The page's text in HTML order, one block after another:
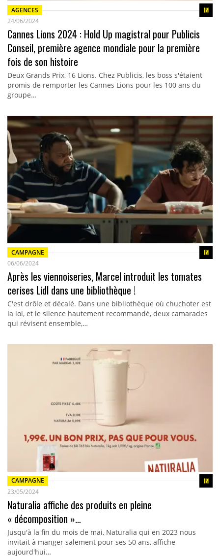
AGENCES
24/06/2024
Cannes Lions 2024 : Hold Up magistral pour Publicis
Conseil, première agence mondiale pour la première
fois de son histoire
Deux Grands Prix, 16 Lions. Chez Publicis, les boss s'étaient
promis de remporter les Cannes Lions pour les 100 ans du
groupe…
CAMPAGNE
06/06/2024
Après les viennoiseries, Marcel introduit les tomates
cerises Lidl dans une bibliothèque !
C'est drôle et décalé. Dans une bibliothèque où chuchoter est
la loi, et le silence hautement recommandé, deux camarades
qui révisent ensemble,…
CAMPAGNE
23/05/2024
Naturalia affiche des produits en pleine
« décomposition »…
Jusqu'à la fin du mois de mai, Naturalia qui en 2023 nous
invitait à manger salement pour ses 50 ans, affiche
aujourd'hui…